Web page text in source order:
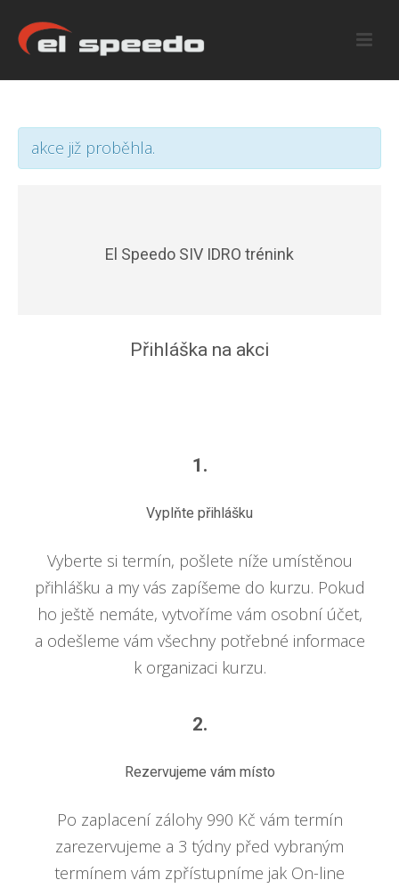
akce již proběhla.
El Speedo SIV IDRO trénink
Přihláška na akci
1.
Vyplňte přihlášku
Vyberte si termín, pošlete níže umístěnou
přihlášku a my vás zapíšeme do kurzu. Pokud
ho ještě nemáte, vytvoříme vám osobní účet,
a odešleme vám všechny potřebné informace
k organizaci kurzu.
2.
Rezervujeme vám místo
Po zaplacení zálohy 990 Kč vám termín
zarezervujeme a 3 týdny před vybraným
termínem vám zpřístupníme jak On-line